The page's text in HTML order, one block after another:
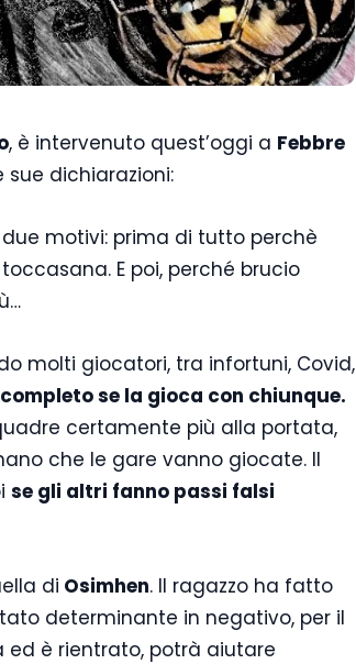
, è intervenuto quest’oggi a Febbre
sue dichiarazioni:
due motivi: prima di tutto perchè
E poi, perché brucio
molti giocatori, tra infortuni, Covid,
se la gioca con chiunque.
certamente più alla portata,
che le gare vanno giocate. Il
se gli altri fanno passi falsi
di Osimhen. Il ragazzo ha fatto
determinante in negativo, per il
ed è rientrato, potrà aiutare